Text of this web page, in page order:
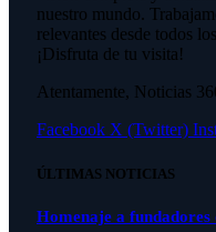
nuestro mundo.
relevantes desde todos
¡Disfruta de tu visita!
Atentamente, Noticias
Facebook X (Twitter)
ÚLTIMAS NOTICIAS
Homenaje a fundadores